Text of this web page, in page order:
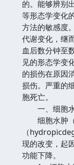
的。能够辨别
等形态学变化
方法的敏感度
代谢变化，继
血后数分钟至
见的形态学变
的损伤在原因
损伤。严重的
胞死亡。
一、细胞
细胞水肿（
（
现的改变，起
功能下降。